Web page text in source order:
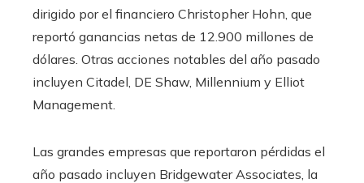
dirigido por el financiero Christopher Hohn, que
reportó ganancias netas de 12.900 millones de
dólares. Otras acciones notables del año pasado
incluyen Citadel, DE Shaw, Millennium y Elliot
Management.
Las grandes empresas que reportaron pérdidas el
año pasado incluyen Bridgewater Associates, la